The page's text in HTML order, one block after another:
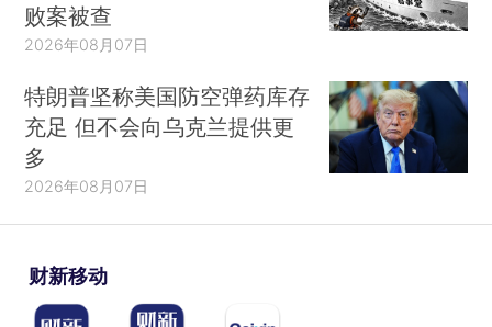
败案被查
2026年08月07日
特朗普坚称美国防空弹药库存
充足 但不会向乌克兰提供更
多
2026年08月07日
财新移动